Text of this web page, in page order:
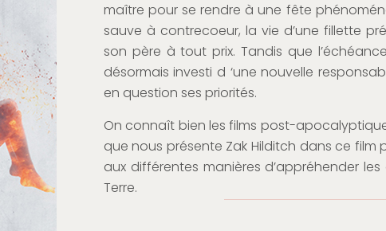
maître pour se rendre à une fête
sauve à contrecoeur, la vie d’une fillette
son père à tout prix. Tandis que
désormais investi d ‘une nouvelle
en question ses priorités.
On connaît bien les films post-
que nous présente Zak Hilditch dans ce
aux différentes manières d’appréhender
Terre.